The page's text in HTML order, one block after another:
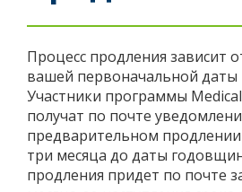
Use
spacebar
toggle
and
move
sub-
Процесс продления зависит
вашей первоначальной даты
Участники программы
получат по почте
предварительном
три месяца до даты
продления придет по почте